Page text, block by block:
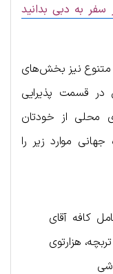
سفر به دبی بدانید
متنوع نیز بخش‌های
قسمت پذیرایی
محلی از خودتان
موارد زیر را
کافه آقای
هزارتوی